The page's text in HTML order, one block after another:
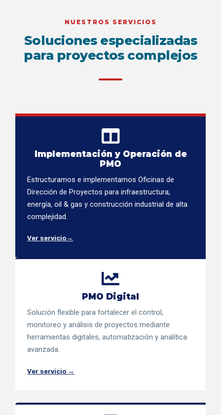
NUESTROS SERVICIOS
Soluciones especializadas
para proyectos complejos
Implementación y Operación de
PMO
Estructuramos e implementamos Oficinas de
Dirección de Proyectos para infraestructura,
energía, oil & gas y construcción industrial de alta
complejidad.
Ver servicio→
PMO Digital
Solución flexible para fortalecer el control,
monitoreo y análisis de proyectos mediante
herramientas digitales, automatización y analítica
avanzada.
Ver servicio →